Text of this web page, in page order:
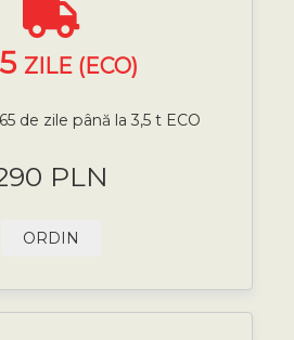
ZILE (ECO)
de zile până la 3,5 t ECO
PLN
ORDIN